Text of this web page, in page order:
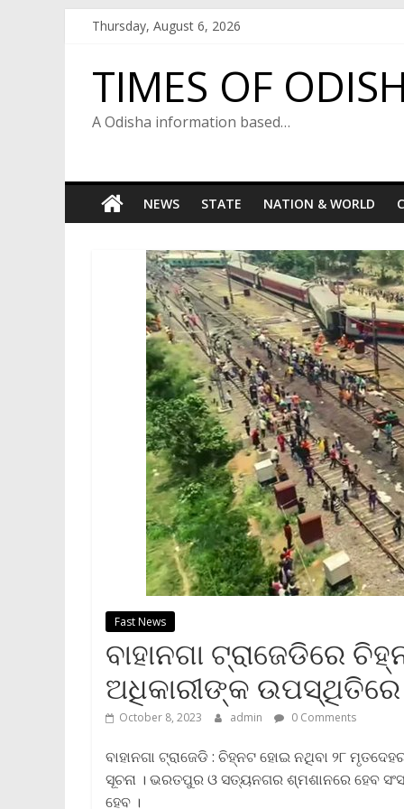
Thursday, August 6, 2026
TIMES OF
A Odisha information based…
NEWS STATE NATION & WORLD
Fast News
ବାହାନଗା ଟ୍ରାଜେଡିରେ
ଅଧିକାରୀଙ୍କ ଉପସ୍ଥିତିରେ
October 8, 2023 admin 0 Comments
ବାହାନଗା ଟ୍ରାଜେଡି : ଚିହ୍ନଟ ହୋଇ ନଥିବା ୨୮
ସୂଚନା । ଭରତପୁର ଓ ସତ୍ୟନଗର ଶ୍ମଶାନରେ ହେବ
ହେବ ।